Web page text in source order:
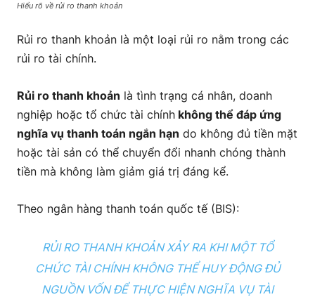
7. Cách ngăn chặn rủi ro thanh khoản với doanh
Lời kết:
Hiểu rõ về rủi ro thanh khoản
Rủi ro thanh khoản là một loại rủi ro nằm trong các
rủi ro tài chính.
Rủi ro thanh khoản là tình trạng cá nhân, doanh
nghiệp hoặc tổ chức tài chính không thể đáp ứng
nghĩa vụ thanh toán ngắn hạn do không đủ tiền mặt
hoặc tài sản có thể chuyển đổi nhanh chóng thành
tiền mà không làm giảm giá trị đáng kể.
Theo ngân hàng thanh toán quốc tế (BIS):
RỦI RO THANH KHOẢN XẢY RA KHI MỘT TỔ
CHỨC TÀI CHÍNH KHÔNG THỂ HUY ĐỘNG ĐỦ
NGUỒN VỐN ĐỂ THỰC HIỆN NGHĨA VỤ TÀI